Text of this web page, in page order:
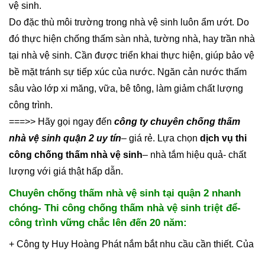
vệ sinh.
Do đặc thù môi trường trong nhà vệ sinh luôn ẩm ướt. Do
đó thực hiện chống thấm sàn nhà, tường nhà, hay trần nhà
tại nhà vệ sinh. Cần được triển khai thực hiện, giúp bảo vệ
bề mặt tránh sự tiếp xúc của nước. Ngăn cản nước thấm
sâu vào lớp xi măng, vữa, bê tông, làm giảm chất lượng
công trình.
===>> Hãy gọi ngay đến công ty chuyên chống thấm
nhà vệ sinh quận 2 uy tín– giá rẻ. Lựa chọn dịch vụ thi
công chống thấm nhà vệ sinh– nhà tắm hiệu quả- chất
lượng với giá thật hấp dẫn.
Chuyên chống thấm nhà vệ sinh tại quận 2 nhanh
chóng- Thi công chống thấm nhà vệ sinh triệt để-
công trình vững chắc lên đến 20 năm:
+ Công ty Huy Hoàng Phát nắm bắt nhu cầu cần thiết. Của